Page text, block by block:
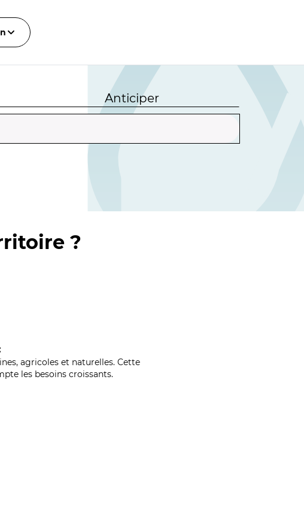
Anticiper
?
agricoles et naturelles. Cette
les besoins croissants.